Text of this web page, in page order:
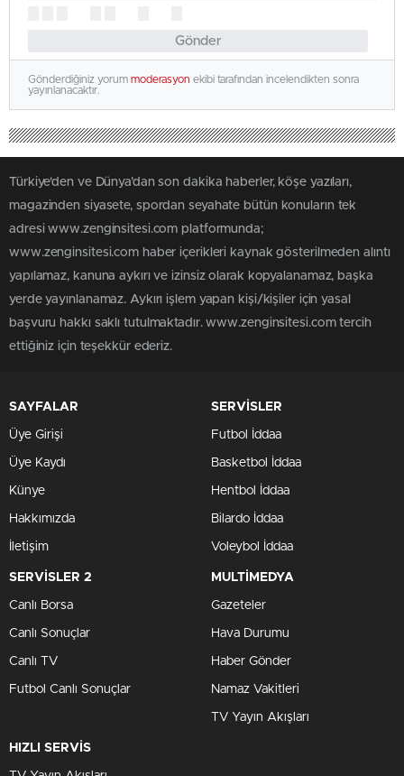
Gönder
Gönderdiğiniz yorum moderasyon ekibi tarafından incelendikten sonra
yayınlanacaktır.
Türkiye'den ve Dünya’dan son dakika haberler, köşe yazıları,
magazinden siyasete, spordan seyahate bütün konuların tek
adresi www.zenginsitesi.com platformunda;
www.zenginsitesi.com haber içerikleri kaynak gösterilmeden alıntı
yapılamaz, kanuna aykırı ve izinsiz olarak kopyalanamaz, başka
yerde yayınlanamaz. Aykırı işlem yapan kişi/kişiler için yasal
başvuru hakkı saklı tutulmaktadır. www.zenginsitesi.com tercih
ettiğiniz için teşekkür ederiz.
SAYFALAR
Üye Girişi
Üye Kaydı
Künye
Hakkımızda
İletişim
SERVİSLER
Futbol İddaa
Basketbol İddaa
Hentbol İddaa
Bilardo İddaa
Voleybol İddaa
SERVİSLER 2
Canlı Borsa
Canlı Sonuçlar
Canlı TV
Futbol Canlı Sonuçlar
MULTİMEDYA
Gazeteler
Hava Durumu
Haber Gönder
Namaz Vakitleri
TV Yayın Akışları
HIZLI SERVİS